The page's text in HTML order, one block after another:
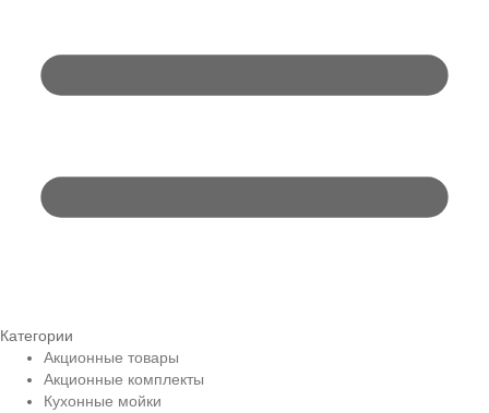
Категории
Акционные товары
Акционные комплекты
Кухонные мойки